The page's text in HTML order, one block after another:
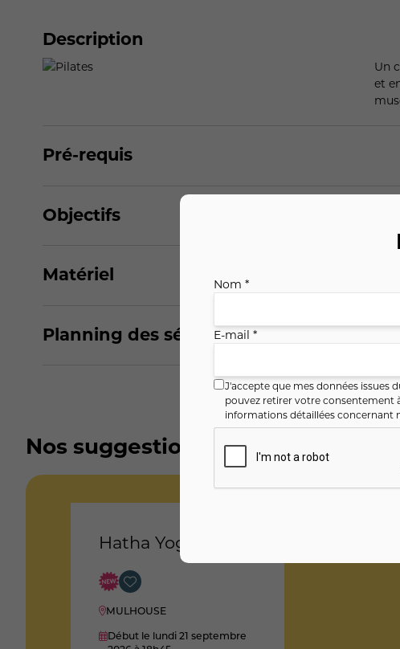
Description
Un
et
Pré-requis
Objectifs
Matériel
Planning des séances
Nos suggestions
Hatha Yoga
MULHOUSE
Début le lundi 21 septembre
Nom *
E-mail *
J'accepte que mes données issues
pouvez retirer votre consentement
informations détaillées concernant